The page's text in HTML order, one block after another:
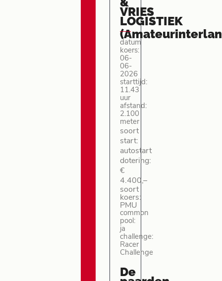
VRIES
LOGISTIEK
datum
koers:
06-
06-
2026
starttijd:
11.43
uur
afstand:
2.100
meter
soort
start:
autostart
dotering:
€
4.400,–
soort
koers:
PMU
common
pool:
ja
challenge:
Racer
Challenge
De